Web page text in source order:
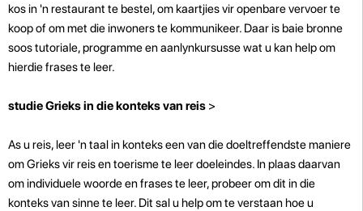
kos in 'n restaurant te bestel, om kaartjies vir openbare vervoer te
koop of om met die inwoners te kommunikeer. Daar is baie bronne
soos tutoriale, programme en aanlynkursusse wat u kan help om
hierdie frases te leer.
studie Grieks in die konteks van reis >
As u reis, leer 'n taal in konteks een van die doeltreffendste maniere
om Grieks vir reis en toerisme te leer doeleindes. In plaas daarvan
om individuele woorde en frases te leer, probeer om dit in die
konteks van sinne te leer. Dit sal u help om te verstaan ​​hoe u